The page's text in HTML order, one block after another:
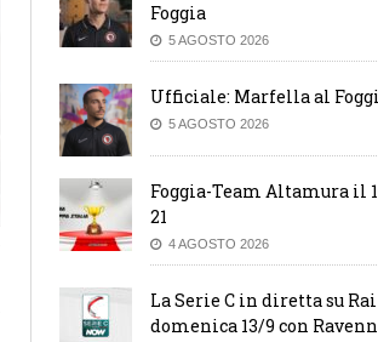
Foggia
5 AGOSTO 2026
Ufficiale: Marfella al
5 AGOSTO 2026
Foggia-Team Altamura il
21
4 AGOSTO 2026
La Serie C in diretta su
domenica 13/9 con